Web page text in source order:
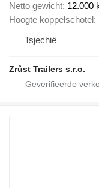
Netto gewicht 12.000
Hoogte koppelschotel
Tsjechië
Zrůst Trailers s.r.o.